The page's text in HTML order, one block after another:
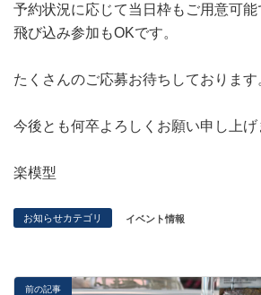
予約状況に応じて当日枠もご用意可能
飛び込み参加もOKです。
たくさんのご応募お待ちしております
今後とも何卒よろしくお願い申し上げ
楽模型
お知らせカテゴリ イベント情報
前の記事